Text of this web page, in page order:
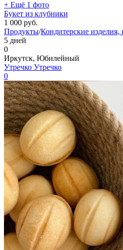
+ Ещё 1 фото
Букет из клубники
1 000 руб.
Продукты/Кондитерские изделия,
5 дней
0
Иркутск, Юбилейный
Утречко Утречко
0